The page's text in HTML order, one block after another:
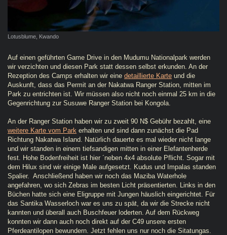
Lotusblume, Kwando
Auf einen geführten Game Drive in den Mudumu Nationalpark werden
wir verzichten und diesen Park statt dessen selbst erkunden. An der
Rezeption des Camps erhalten wir eine detaillierte Karte und die
Auskunft, dass das Permit an der Nakatwa Ranger Station, mitten im
Park zu entrichten ist. Wir müssen also nicht noch einmal 25 km in die
Gegenrichtung zur Susuwe Ranger Station bei Kongola.
An der Ranger Station haben wir zu zweit 90 N$ Gebühr bezahlt, eine
weitere Karte vom Park erhalten und sind dann zunächst die Pad
Richtung Nakatwa Island. Natürlich dauerte es mal wieder nicht lange
und wir standen in einem tiefsandigen mitten in einer Elefantenherde
fest. Hohe Bodenfreiheit ist hier ´neben 4x4 absolute Pflicht. Sogar mit
dem Hilux sind wir einige Male aufgesetzt. Kudus und Impalas standen
Spalier. Anschließend haben wir noch das Maziba Waterhole
angefahren, wo sich Zebras im besten Licht präsentierten. Links in den
Büchen hatte sich eine Eligruppe mit Jungen häuslich eingerichtet. Für
das Santika Wasserloch war es uns zu spät, da wir die Strecke nicht
kannten und überall auch Buschfeuer loderten. Auf dem Rückweg
konnten wir dann auch noch direkt auf der C49 unsere ersten
Pferdeantilopen bewundern. Jetzt fehlen uns nur noch die Sitatungas.